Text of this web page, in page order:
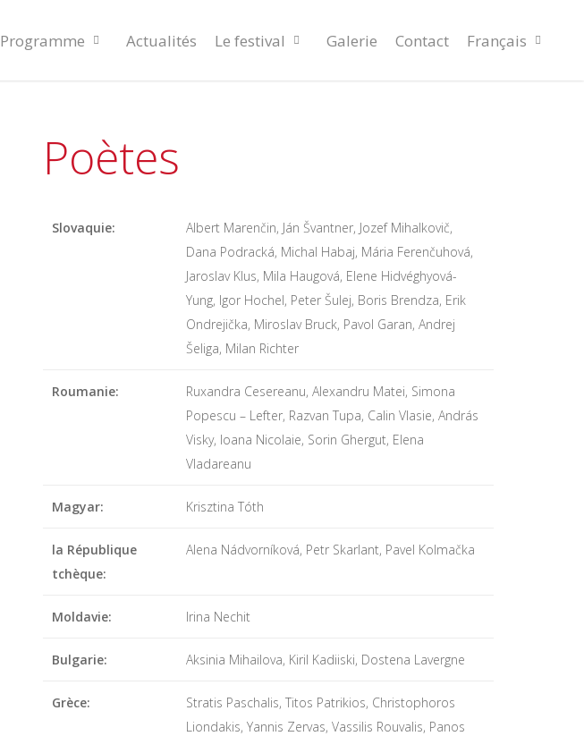
Programme Actualités Le festival Galerie Contact Français
Poètes
Slovaquie:
Albert Marenčin, Ján Švantner, Jozef Mihalkovič,
Dana Podracká, Michal Habaj, Mária Ferenčuhová,
Jaroslav Klus, Mila Haugová, Elene Hidvéghyová-
Yung, Igor Hochel, Peter Šulej, Boris Brendza, Erik
Ondrejička, Miroslav Bruck, Pavol Garan, Andrej
Šeliga, Milan Richter
Roumanie:
Ruxandra Cesereanu, Alexandru Matei, Simona
Popescu – Lefter, Razvan Tupa, Calin Vlasie, András
Visky, Ioana Nicolaie, Sorin Ghergut, Elena
Vladareanu
Magyar: Krisztina Tóth
la République
tchèque:
Alena Nádvorníková, Petr Skarlant, Pavel Kolmačka
Moldavie: Irina Nechit
Bulgarie: Aksinia Mihailova, Kiril Kadiiski, Dostena Lavergne
Grèce:
Stratis Paschalis, Titos Patrikios, Christophoros
Liondakis, Yannis Zervas, Vassilis Rouvalis, Panos